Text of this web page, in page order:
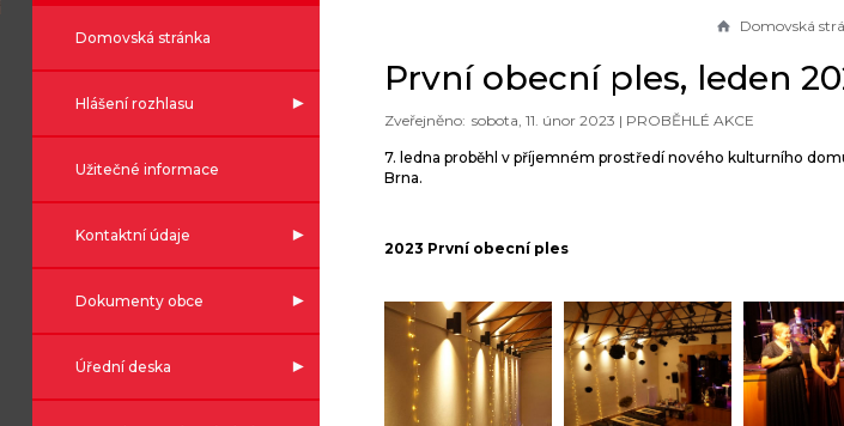
Domovská stránka
Hlášení rozhlasu
Užitečné informace
Kontaktní údaje
Dokumenty obce
Úřední deska
Domovská
První obecní ples, leden
sobota, 11. únor 2023 | PROBĚHLÉ AKCE
7. ledna proběhl v příjemném prostředí nového kulturního
Brna.
2023 První obecní ples